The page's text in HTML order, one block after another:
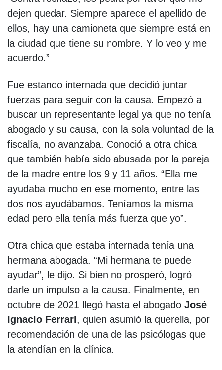
dejen quedar. Siempre aparece el apellido de
ellos, hay una camioneta que siempre está en
la ciudad que tiene su nombre. Y lo veo y me
acuerdo.”
Fue estando internada que decidió juntar
fuerzas para seguir con la causa. Empezó a
buscar un representante legal ya que no tenía
abogado y su causa, con la sola voluntad de la
fiscalía, no avanzaba. Conoció a otra chica
que también había sido abusada por la pareja
de la madre entre los 9 y 11 años. “Ella me
ayudaba mucho en ese momento, entre las
dos nos ayudábamos. Teníamos la misma
edad pero ella tenía más fuerza que yo”.
Otra chica que estaba internada tenía una
hermana abogada. “Mi hermana te puede
ayudar”, le dijo. Si bien no prosperó, logró
darle un impulso a la causa. Finalmente, en
octubre de 2021 llegó hasta el abogado José
Ignacio Ferrari, quien asumió la querella, por
recomendación de una de las psicólogas que
la atendían en la clínica.